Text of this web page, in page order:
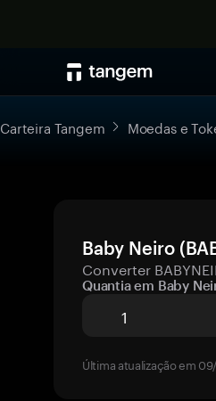
Carteira Tangem Moedas e
Baby Neiro
Converter
Quantia em Baby
Última atualização em